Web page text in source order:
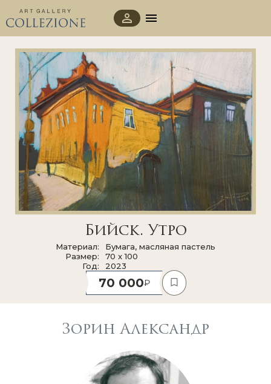
Бийск. Утро
Материал
Бумага, масляная пастель
Размер
70 x 100
Год
2023
70 000
Зорин Александр